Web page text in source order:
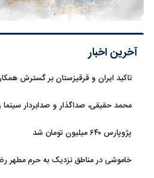
آخرین اخبار
تاکید ایران و قرقیزستان بر گسترش
محمد حقیقی، صداگذار و صدابردار
پژوپارس ۶۴۰ میلیون تومان شد
خاموشی در مناطق نزدیک به حرم مطهر